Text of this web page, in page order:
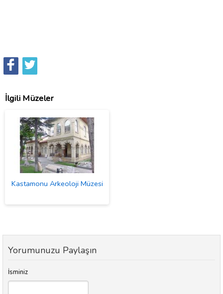
İlgili Müzeler
Kastamonu Arkeoloji Müzesi
Yorumunuzu Paylaşın
İsminiz